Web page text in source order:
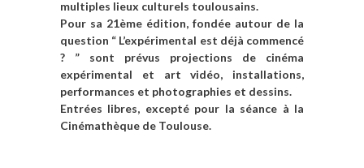
multiples lieux culturels toulousains.
Pour sa 21ème édition, fondée autour de la
question “ L’expérimental est déjà commencé
? ” sont prévus projections de cinéma
expérimental et art vidéo, installations,
performances et photographies et dessins.
Entrées libres, excepté pour la séance à la
Cinémathèque de Toulouse.